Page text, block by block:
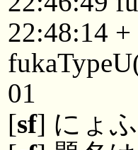
22:48:14 +
01
[sf] にょふ